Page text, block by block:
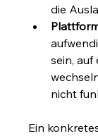
die
sein,
nicht
Ein